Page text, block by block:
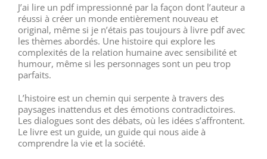
J’ai lire un pdf impressionné par la façon dont l’auteur a
réussi à créer un monde entièrement nouveau et
original, même si je n’étais pas toujours à livre pdf avec
les thèmes abordés. Une histoire qui explore les
complexités de la relation humaine avec sensibilité et
humour, même si les personnages sont un peu trop
parfaits.
L’histoire est un chemin qui serpente à travers des
paysages inattendus et des émotions contradictoires.
Les dialogues sont des débats, où les idées s’affrontent.
Le livre est un guide, un guide qui nous aide à
comprendre la vie et la société.